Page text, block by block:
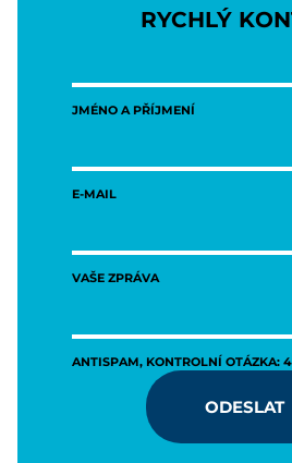
RYCHLÝ
JMÉNO A PŘÍJMENÍ
E-MAIL
VAŠE ZPRÁVA
ANTISPAM, KONTROLNÍ OTÁZKA:
ODESLAT